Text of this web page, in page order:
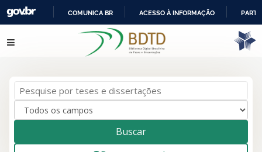
IR
PARA
COMUNICA BR ACESSO À INFORMAÇÃO
Pular para o conteúdo
Buscar